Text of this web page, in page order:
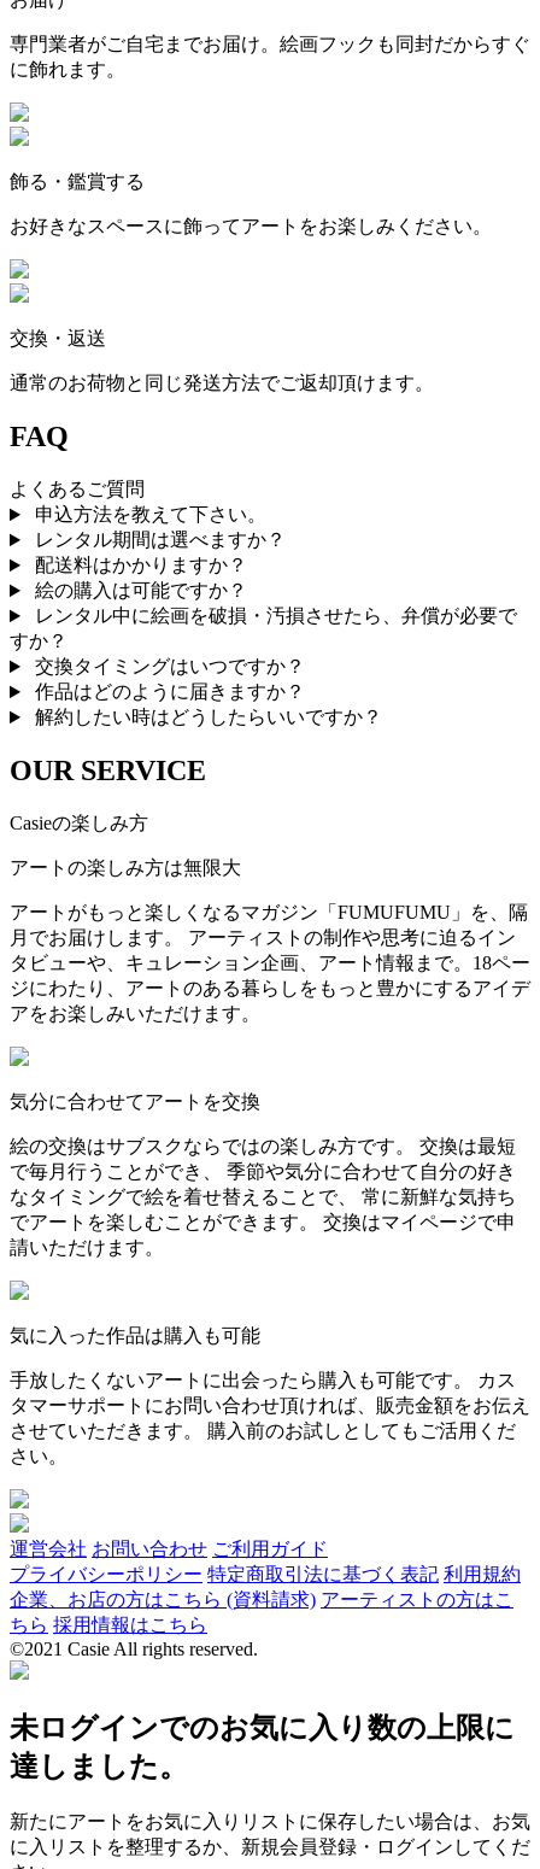
専門業者がご自宅までお届け。絵画フックも同封だからすぐ
に飾れます。
飾る・鑑賞する
お好きなスペースに飾ってアートをお楽しみください。
交換・返送
通常のお荷物と同じ発送方法でご返却頂けます。
FAQ
よくあるご質問
申込方法を教えて下さい。
レンタル期間は選べますか？
配送料はかかりますか？
絵の購入は可能ですか？
レンタル中に絵画を破損・汚損させたら、弁償が必要で
すか？
交換タイミングはいつですか？
作品はどのように届きますか？
解約したい時はどうしたらいいですか？
OUR SERVICE
Casieの楽しみ方
アートの楽しみ方は無限大
アートがもっと楽しくなるマガジン「FUMUFUMU」を、隔
月でお届けします。 アーティストの制作や思考に迫るイン
タビューや、キュレーション企画、アート情報まで。18ペー
ジにわたり、アートのある暮らしをもっと豊かにするアイデ
アをお楽しみいただけます。
気分に合わせてアートを交換
絵の交換はサブスクならではの楽しみ方です。 交換は最短
で毎月行うことができ、 季節や気分に合わせて自分の好き
なタイミングで絵を着せ替えることで、 常に新鮮な気持ち
でアートを楽しむことができます。 交換はマイページで申
請いただけます。
気に入った作品は購入も可能
手放したくないアートに出会ったら購入も可能です。 カス
タマーサポートにお問い合わせ頂ければ、販売金額をお伝え
させていただきます。 購入前のお試しとしてもご活用くだ
さい。
運営会社 お問い合わせ ご利用ガイド
プライバシーポリシー 特定商取引法に基づく表記 利用規約
企業、お店の方はこちら (資料請求) アーティストの方はこ
ちら 採用情報はこちら
©2021 Casie All rights reserved.
未ログインでのお気に入り数の上限に
達しました。
新たにアートをお気に入りリストに保存したい場合は、お気
に入リストを整理するか、新規会員登録・ログインしてくだ